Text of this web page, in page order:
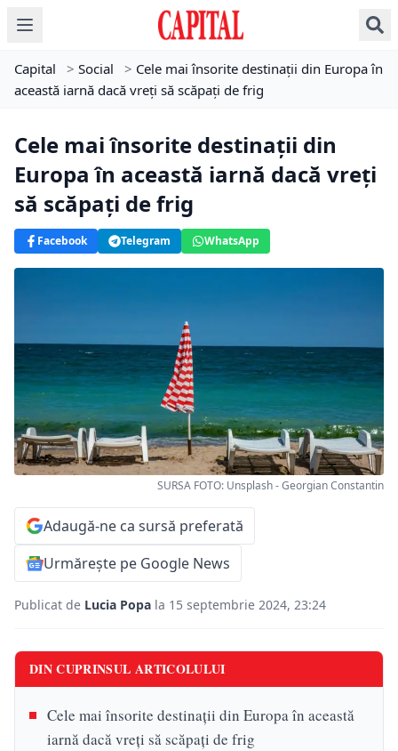
Capital > Social > Cele mai însorite destinații din Europa în
această iarnă dacă vreți să scăpați de frig
Cele mai însorite destinații din
Europa în această iarnă dacă vreți
să scăpați de frig
Facebook Telegram WhatsApp
SURSA FOTO: Unsplash - Georgian Constantin
Adaugă-ne ca sursă preferată
Urmărește pe Google News
Publicat de Lucia Popa la 15 septembrie 2024, 23:24
DIN CUPRINSUL ARTICOLULUI
Cele mai însorite destinații din Europa în această
iarnă dacă vreți să scăpați de frig